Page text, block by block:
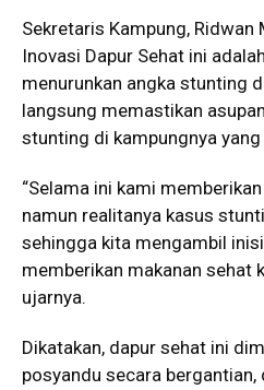
Sekretaris Kampung, Ridwan
Inovasi Dapur Sehat ini
menurunkan angka stunting
langsung memastikan
stunting di kampungnya
“Selama ini kami
namun realitanya kasus
sehingga kita mengambil
memberikan makanan sehat
ujarnya.
Dikatakan, dapur sehat ini
posyandu secara bergantian,